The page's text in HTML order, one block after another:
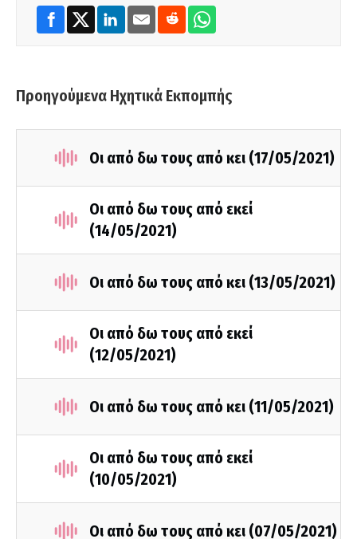
Προηγούμενα Ηχητικά Εκπομπής
Οι από δω τους από κει (17/05/2021)
Οι από δω τους από εκεί
(14/05/2021)
Οι από δω τους από κει (13/05/2021)
Οι από δω τους από εκεί
(12/05/2021)
Οι από δω τους από κει (11/05/2021)
Οι από δω τους από εκεί
(10/05/2021)
Οι από δω τους από κει (07/05/2021)